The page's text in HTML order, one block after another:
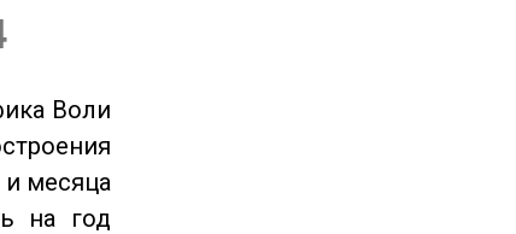
Воли
месяца
на год